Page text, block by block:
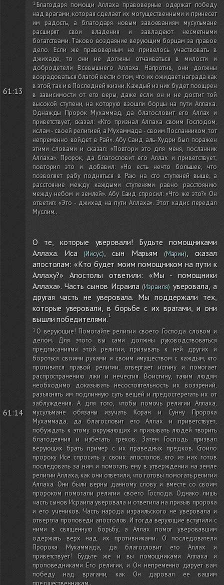
61:13
Благодаря помощи Аллаха правоверные одержат победу
над врагами, которая сделает их могущественными и принесет
им радость, а благодаря новым завоеваниям мусульмане
расширят свои владения и завладеют несметными
богатствами. Таково воздаяние верующим борцам за правое
дело. Если же правоверным не привелось участвовать в
джихаде, то они не должны отчаиваться в милости и
добродетели Всевышнего Аллаха. Напротив, они должны
возрадоваться благой вести о том, что их ожидает награда как
в этой, так и в Последней жизни. Каждый из них будет поощрен
в зависимости от его веры, даже если он и не достиг той
высокой ступени, на которую взошли борцы на пути Аллаха.
Однажды Пророк Мухаммад, да благословит его Аллах и
приветствует, сказал: «Кто признал Аллаха своим Господом,
ислам - своей религией, а Мухаммада - своим Посланником, тот
непременно войдет в Рай». Абу Саид аль-Худри был поражен
этими словами и сказал: «Повтори это для меня, посланник
Аллаха». Пророк, да благословит его Аллах и приветствует,
повторил это и добавил: «Но есть нечто большее, что
позволяет рабу подняться в Раю на сто ступеней выше, а
расстояние между каждыми ступенями равно расстоянию
между небом и землей». Абу Саид спросил: «Что же это?» Он
ответил: «Это - джихад на пути Аллаха». Этот хадис передал
Муслим..
61:14
О те, которые уверовали! Будьте помощниками
Аллаха. Иса(Иисус), сын Марьям (Марии), сказал
апостолам: «Кто будет моим помощником на пути к
Аллаху?» Апостолы ответили: «Мы - помощники
Аллаха». Часть сынов Исраила (Израиля)уверовала, а
другая часть не уверовала. Мы поддержали тех,
которые уверовали, в борьбе с их врагами, и они
вышли победителями.
О верующие! Помогайте религии своего Господа словом и
делом. Для этого вы сами должны руководствоваться
предписаниями этой религии, призывать к ней других и
бороться своими руками и своим имуществом с каждым, кто
противится правой религии, отвергает истину и помогает
распространению лжи и нечестия. Воистину, таким людям
необходимо доказывать несостоятельность их воззрений,
разъяснять им подлинную суть вещей и предостерегать их от
заблуждения. А для того, чтобы помочь религии Аллаха,
мусульмане обязаны изучать Коран и Сунну Пророка
Мухаммада, да благословит его Аллах и приветствует,
побуждать к этому окружающих и призывать людей творить
благодеяния и избегать грехов. Затем Господь призвал
верующих брать пример с их праведных предков. Стоило
пророку Исе спросить у своих апостолов, кто из них готов
последовать за ним и помогать ему в утверждении на земле
религии Аллаха, как они ответили, что готовы помогать религии
Аллаха. Они были верны данному слову и вместе со своим
пророком помогали религии своего Господа. Однако лишь
часть сынов Исраила уверовала и ответила на призыв пророка
и его учеников. Часть народа израильского не уверовала и
отвергла проповеди апостолов. И тогда верующие вступили с
ними в священную борьбу, а Аллах помог уверовавшим
одержать верх над их противниками. О последователи
Пророка Мухаммада, да благословит его Аллах и
приветствует! Будьте же и вы помощниками Аллаха и
проповедниками Его религии, и Он непременно дарует вам
победу над врагами, как Он даровал ее вашим